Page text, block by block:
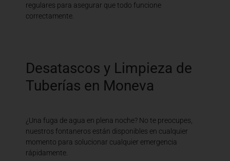
regulares para asegurar que todo funcione
correctamente.
Desatascos y Limpieza de
Tuberías en Moneva
¿Una fuga de agua en plena noche? No te preocupes,
nuestros fontaneros están disponibles en cualquier
momento para solucionar cualquier emergencia
rápidamente.